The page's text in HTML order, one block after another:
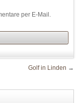
per E-Mail.
Golf in Linden →